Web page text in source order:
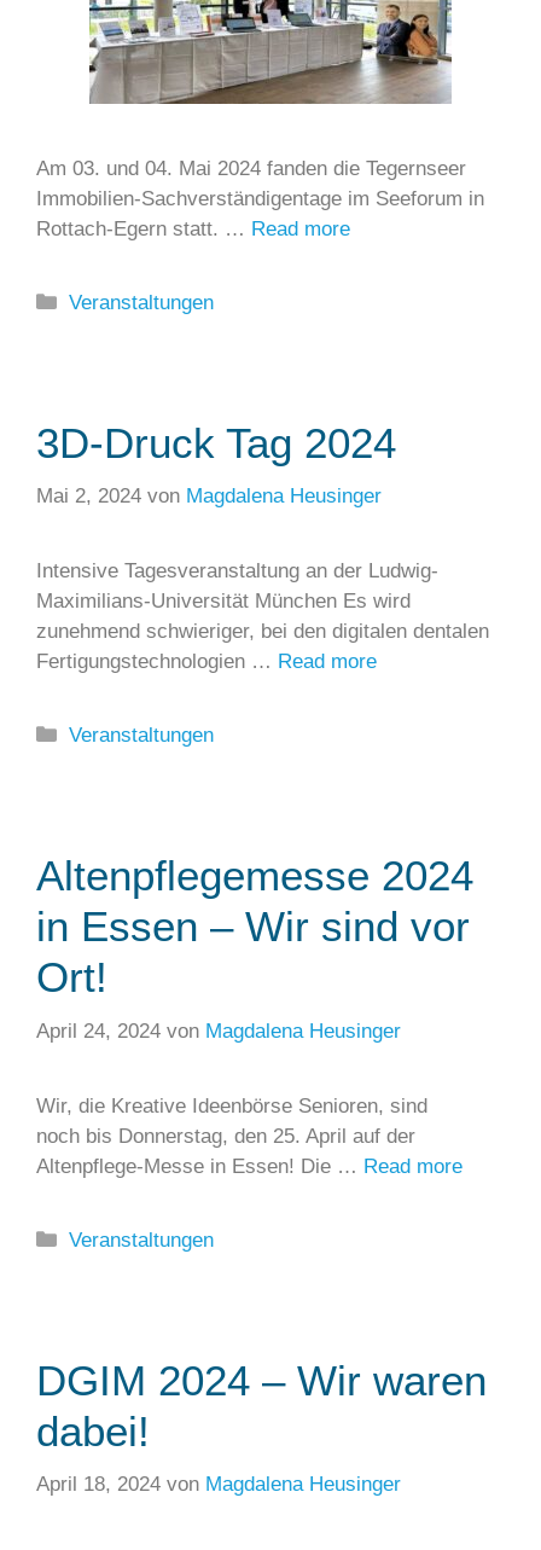
Am 03. und 04. Mai 2024 fanden die Tegernseer
Immobilien-Sachverständigentage im Seeforum in
Rottach-Egern statt. … Read more
Kategorien
Veranstaltungen
3D-Druck Tag 2024
Mai 2, 2024 von Magdalena Heusinger
Intensive Tagesveranstaltung an der Ludwig-
Maximilians-Universität München Es wird
zunehmend schwieriger, bei den digitalen dentalen
Fertigungstechnologien … Read more
Kategorien
Veranstaltungen
Altenpflegemesse 2024
in Essen – Wir sind vor
Ort!
April 24, 2024 von Magdalena Heusinger
Wir, die Kreative Ideenbörse Senioren, sind
noch bis Donnerstag, den 25. April auf der
Altenpflege-Messe in Essen! Die … Read more
Kategorien
Veranstaltungen
DGIM 2024 – Wir waren
dabei!
April 18, 2024 von Magdalena Heusinger